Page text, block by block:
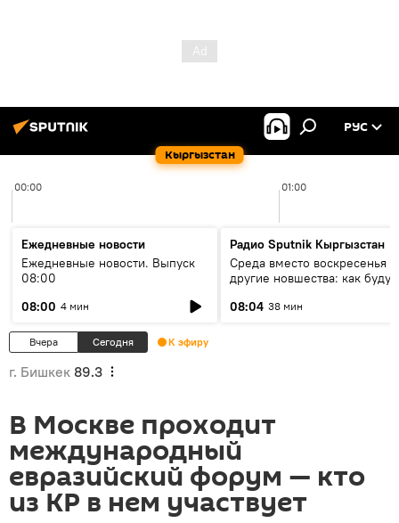
Кыргызстан
РУС
00:00 01:00
Ежедневные новости
Ежедневные новости. Выпуск
08:00
08:00 4 мин
Радио Sputnik Кыргызстан
Среда вместо воскресенья и
другие новшества: как будут
08:04 38 мин
Вчера Сегодня К эфиру
г. Бишкек 89.3
В Москве проходит
международный
евразийский форум — кто
из КР в нем участвует